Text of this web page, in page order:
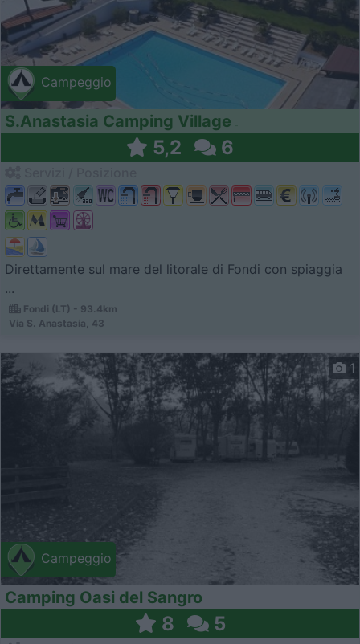
Campeggio
S.Anastasia Camping Village
5,2 6
Direttamente sul mare del litorale di Fondi con spiaggia
...
Fondi (LT) - 93.4km
Via S. Anastasia, 43
Campeggio
1
Camping Oasi del Sangro
8 5